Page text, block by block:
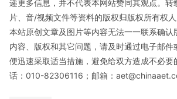
递更多信息，并不代表本网站赞同其观点。转
片、音/视频文件等资料的版权归版权所有权
本站原创文章及图片等内容无法一一联系确认
内容、版权和其它问题，请及时通过电子邮件
便迅速采取适当措施，避免给双方造成不必要
话：010-82306116；邮箱：